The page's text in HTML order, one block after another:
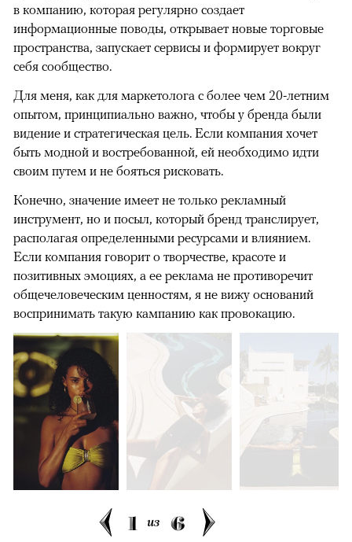
в компанию, которая регулярно создает
информационные поводы, открывает новые торговые
пространства, запускает сервисы и формирует вокруг
себя сообщество.
Для меня, как для маркетолога с более чем 20-летним
опытом, принципиально важно, чтобы у бренда были
видение и стратегическая цель. Если компания хочет
быть модной и востребованной, ей необходимо идти
своим путем и не бояться рисковать.
Конечно, значение имеет не только рекламный
инструмент, но и посыл, который бренд транслирует,
располагая определенными ресурсами и влиянием.
Если компания говорит о творчестве, красоте и
позитивных эмоциях, а ее реклама не противоречит
общечеловеческим ценностям, я не вижу оснований
воспринимать такую кампанию как провокацию.
1 из 6